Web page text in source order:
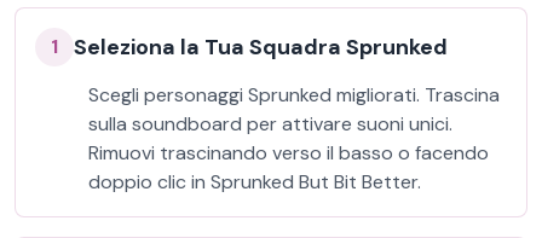
1 Seleziona la Tua Squadra Sprunked
Scegli personaggi Sprunked migliorati. Trascina
sulla soundboard per attivare suoni unici.
Rimuovi trascinando verso il basso o facendo
doppio clic in Sprunked But Bit Better.